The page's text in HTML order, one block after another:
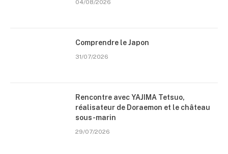
04/08/2026
Comprendre le Japon
31/07/2026
Rencontre avec YAJIMA Tetsuo,
réalisateur de Doraemon et le château
sous-marin
29/07/2026